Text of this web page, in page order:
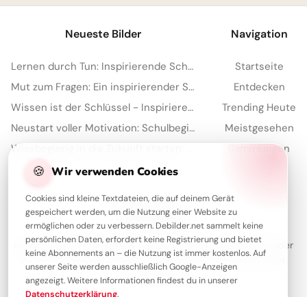
🍪 Wir verwenden Cookies
Cookies sind kleine Textdateien, die auf deinem Gerät
gespeichert werden, um die Nutzung einer Website zu
ermöglichen oder zu verbessern. Debilder.net sammelt keine
persönlichen Daten, erfordert keine Registrierung und bietet
keine Abonnements an – die Nutzung ist immer kostenlos. Auf
unserer Seite werden ausschließlich Google-Anzeigen
angezeigt. Weitere Informationen findest du in unserer
Datenschutzerklärung.
Neueste Bilder
Lernen durch Tun: Inspirierende Schulstart-Motive für Instagram!
Mut zum Fragen: Ein inspirierender Schulstart für deine Facebook-Timeline
Wissen ist der Schlüssel - Inspirierende Schulstart Bilder für Telegram
Neustart voller Motivation: Schulbeginn inspirieren und auf TikTok verbreiten!
Navigation
Startseite
Entdecken
Trending Heute
Meistgesehen
Sammlungen
Über Debilder
Debilder ist deine Plattform für die schönsten Grüße und Bilder
zum Teilen. Entdecke unsere Sammlung und verschenke ein
Lächeln!